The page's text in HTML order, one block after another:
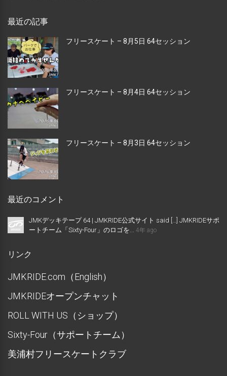
最近の記事
フリースケート – 8月5日 64セッション
フリースケート – 8月4日 64セッション
フリースケート – 8月3日 64セッション
最近のコメント
JMKデッキテープ 64 | JMKRIDE公式サイト said […] JMKRIDEサポ
ートチーム「Sixty-Four」のロゴを... 4年 ago
リンク
JMKRIDE.com（English）
JMKRIDEオープンチャット
ROLL WITH US（ショップ）
Sixty-Four（サポートチーム）
美浦村フリースケートクラブ